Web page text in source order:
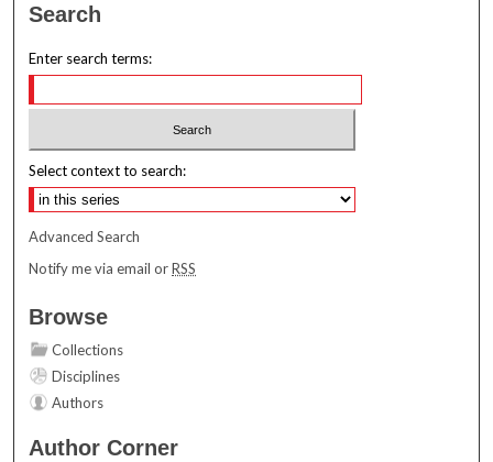
Search
Enter search terms:
Select context to search:
Advanced Search
Notify me via email orRSS
Browse
Collections
Disciplines
Authors
Author Corner